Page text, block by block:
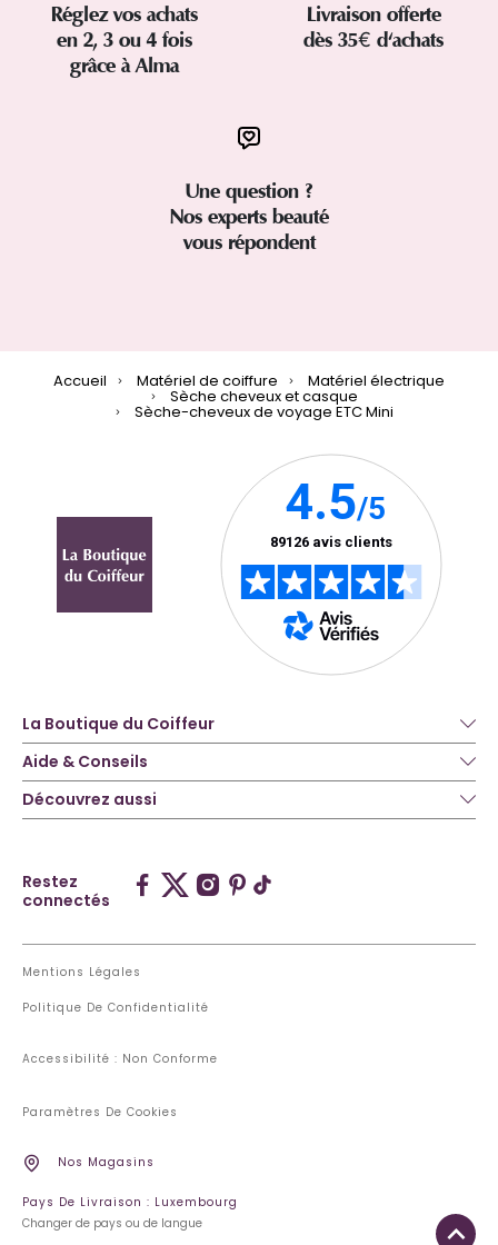
Réglez vos achats
en 2, 3 ou 4 fois
grâce à Alma
Livraison offerte
dès 35€ d'achats
Une question ?
Nos experts beauté
vous répondent
Accueil Matériel de coiffure Matériel électrique
Sèche cheveux et casque
Sèche-cheveux de voyage ETC Mini
La Boutique du Coiffeur
Aide & Conseils
Découvrez aussi
Restez
connectés
Mentions Légales
Politique De Confidentialité
Accessibilité : Non Conforme
Paramètres De Cookies
Nos Magasins
Pays De Livraison : Luxembourg
Changer de pays ou de langue